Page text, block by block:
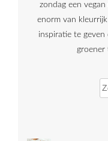
zondag een
enorm van
inspiratie te
groener